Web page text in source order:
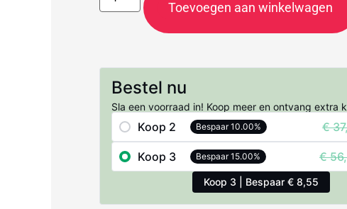
Toevoegen aan winkelwagen
Bestel nu
Sla een voorraad in! Koop meer en ontvang extra
Koop 2 Bespaar 10.00% €
Koop 3 Bespaar 15.00% €
Koop 3 | Bespaar € 8,55